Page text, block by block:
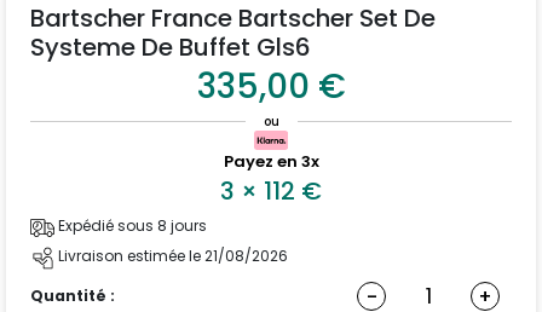
Bartscher France Bartscher Set De
Systeme De Buffet Gls6
335,00 €
ou
Payez en 3x
3 × 112 €
Expédié sous 8 jours
Livraison estimée le 21/08/2026
Quantité :
- +